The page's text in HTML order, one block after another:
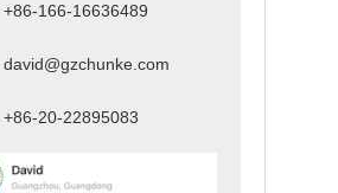
+86-166-16636489
david@gzchunke.com
+86-20-22895083